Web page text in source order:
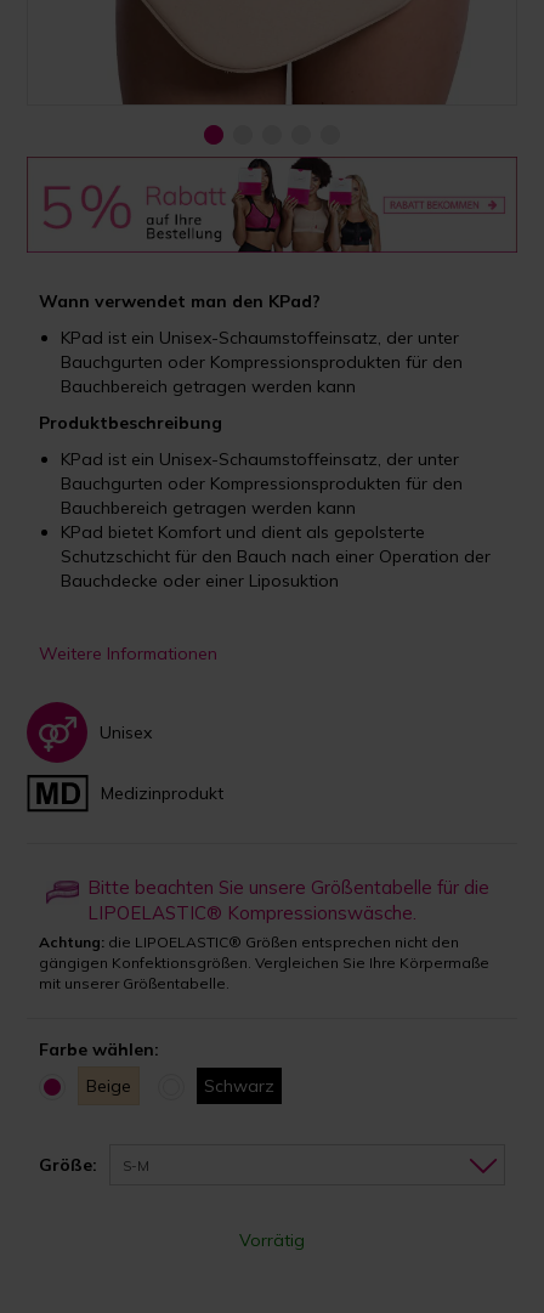
Wann verwendet man den KPad?
KPad ist ein Unisex-Schaumstoffeinsatz, der unter
Bauchgurten oder Kompressionsprodukten für den
Bauchbereich getragen werden kann
Produktbeschreibung
KPad ist ein Unisex-Schaumstoffeinsatz, der unter
Bauchgurten oder Kompressionsprodukten für den
Bauchbereich getragen werden kann
KPad bietet Komfort und dient als gepolsterte
Schutzschicht für den Bauch nach einer Operation der
Bauchdecke oder einer Liposuktion
Weitere Informationen
Unisex
Medizinprodukt
Bitte beachten Sie unsere Größentabelle für die
LIPOELASTIC® Kompressionswäsche.
Achtung: die LIPOELASTIC® Größen entsprechen nicht den
gängigen Konfektionsgrößen. Vergleichen Sie Ihre Körpermaße
mit unserer Größentabelle.
Farbe wählen:
Beige
Schwarz
Größe: S-M
Vorrätig